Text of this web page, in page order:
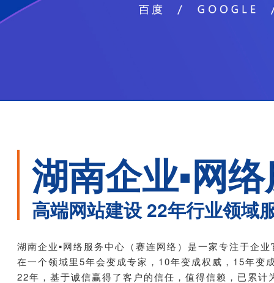
湖南企业▪网
高端网站建设 22年行业领域
湖南企业▪网络服务中心（赛连网络）是一家专注于企
在一个领域里5年会变成专家，10年变成权威，15年变
22年，基于诚信赢得了客户的信任，值得信赖，已累计